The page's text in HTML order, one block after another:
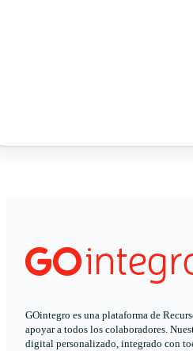
GOintegro es una plataforma de
apoyar a todos los colaboradores.
digital personalizado, integrado con